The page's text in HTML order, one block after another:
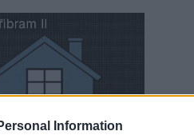
Information